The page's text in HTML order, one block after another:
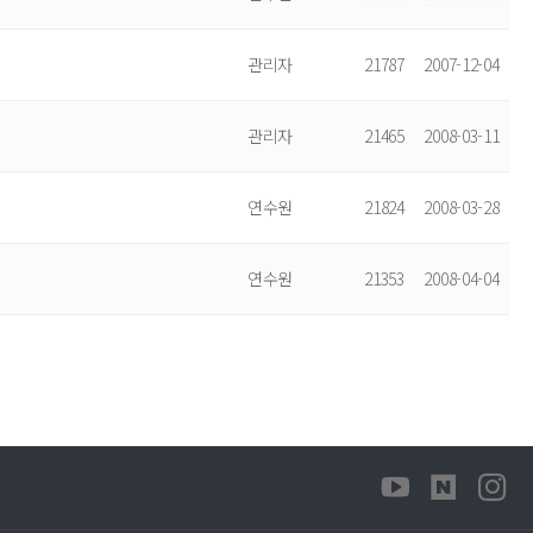
관리자 21787 2007-12-04
관리자 21465 2008-03-11
연수원 21824 2008-03-28
연수원 21353 2008-04-04